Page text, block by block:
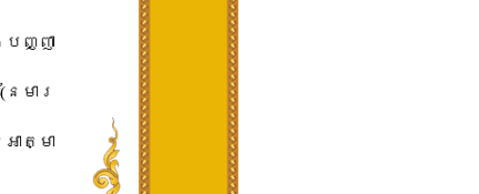
ញ្ញា​
មារ​
ត្មា​